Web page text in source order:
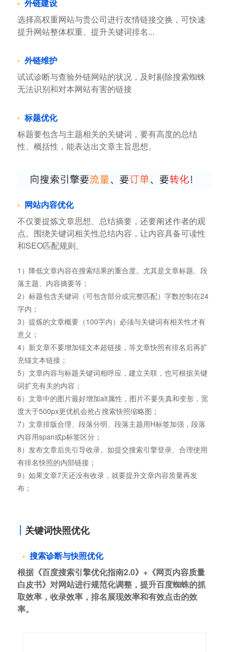
外链建设
选择高权重网站与贵公司进行友情链接交换，可快速
提升网站整体权重、提升关键词排名...
外链维护
试试诊断与查验外链网站的状况，及时剔除搜索蜘蛛
无法识别和对本网站有害的链接
标题优化
标题要包含与主题相关的关键词，要有高度的总结
性、概括性，能表达出文章主旨思想。
网站内容优化
不仅要提炼文章思想、总结摘要，还要阐述作者的观
点。围绕关键词相关性总结内容，让内容具备可读性
和SEO匹配规则。
1）降低文章内容在搜索结果的重合度。尤其是文章标题、段
落主题、内容摘要等；
2）标题包含关键词（可包含部分或完整匹配）字数控制在24
字内；
3）提炼的文章概要（100字内）必须与关键词有相关性才有
意义；
4）新文章不要增加锚文本超链接，等文章快照有排名后再扩
充锚文本链接；
5）文章内容与标题关键词相呼应，建立关联，也可根据关键
词扩充有关的内容；
6）文章中的图片最好增加alt属性，图片不要失真和变形，宽
度大于500px更优机会抢占搜索快照缩略图；
7）文章排版合理、段落分明、段落主题用H标签加强，段落
内容用span或p标签区分；
8）发布文章后先引导收录。如提交搜索引擎登录、合理使用
有排名快照的内部链接；
9）如果文章7天还没有收录，就要提升文章内容质量再发
布；
关键词快照优化
搜索诊断与快照优化
根据《百度搜索引擎优化指南2.0》+《网页内容质量
白皮书》对网站进行规范化调整，提升百度蜘蛛的抓
取效率，收录效率，排名展现效率和有效点击的效
率。